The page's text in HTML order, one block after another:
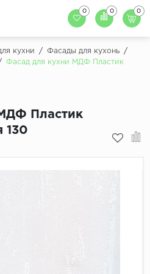
Назад
Столешницы для
0 0 0
кухни / Фасады для кухонь
/
Фасад для кухни МДФ Пластик
Пластик
130